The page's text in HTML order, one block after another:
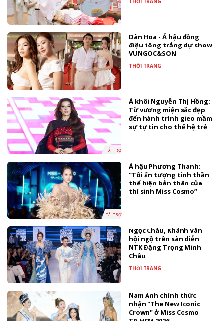
Dàn Hoa - Á hậu đồng
điệu tông trắng dự show
VUNGOC&SON
THỜI TRANG
TÀI TRỢ
Á khôi Nguyễn Thị Hồng:
Từ vương miện sắc đẹp
đến hành trình gieo mầm
sự tự tin cho thế hệ trẻ
TÀI TRỢ
Á hậu Phương Thanh:
“Tôi ấn tượng tinh thần
thể hiện bản thân của
thí sinh Miss Cosmo”
Ngọc Châu, Khánh Vân
hội ngộ trên sàn diễn
NTK Đặng Trọng Minh
Châu
THỜI TRANG
Nam Anh chính thức
nhận "The New Iconic
Crown" ở Miss Cosmo